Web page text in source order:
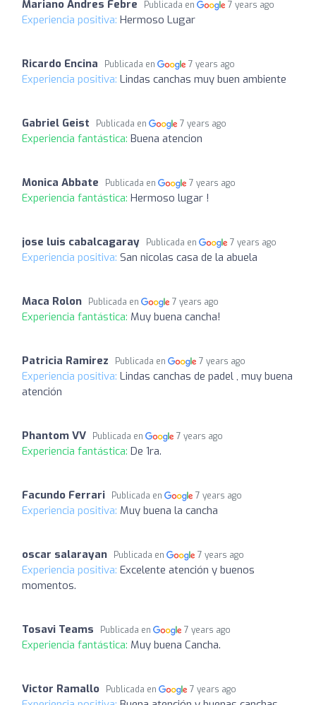
Mariano Andres Febre Publicada en 7 years ago
Experiencia positiva: Hermoso Lugar
Ricardo Encina Publicada en 7 years ago
Experiencia positiva: Lindas canchas muy buen ambiente
Gabriel Geist Publicada en 7 years ago
Experiencia fantástica: Buena atencion
Monica Abbate Publicada en 7 years ago
Experiencia fantástica: Hermoso lugar !
jose luis cabalcagaray Publicada en 7 years ago
Experiencia positiva: San nicolas casa de la abuela
Maca Rolon Publicada en 7 years ago
Experiencia fantástica: Muy buena cancha!
Patricia Ramirez Publicada en 7 years ago
Experiencia positiva: Lindas canchas de padel , muy buena
atención
Phantom VV Publicada en 7 years ago
Experiencia fantástica: De 1ra.
Facundo Ferrari Publicada en 7 years ago
Experiencia positiva: Muy buena la cancha
oscar salarayan Publicada en 7 years ago
Experiencia positiva: Excelente atención y buenos
momentos.
Tosavi Teams Publicada en 7 years ago
Experiencia fantástica: Muy buena Cancha.
Victor Ramallo Publicada en 7 years ago